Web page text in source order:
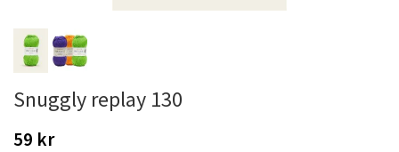
Snuggly replay 130
59 kr